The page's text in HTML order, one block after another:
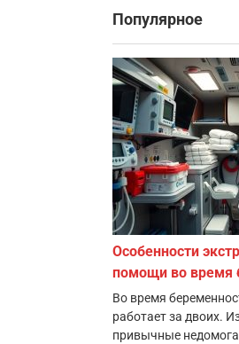
Популярное
Особенности
помощи во время
Во время
работает за двоих.
привычные